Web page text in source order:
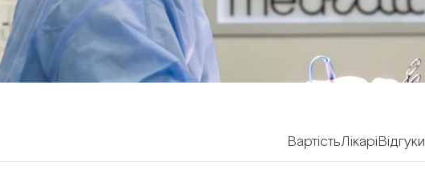
ВартістьЛікаріВідгуки